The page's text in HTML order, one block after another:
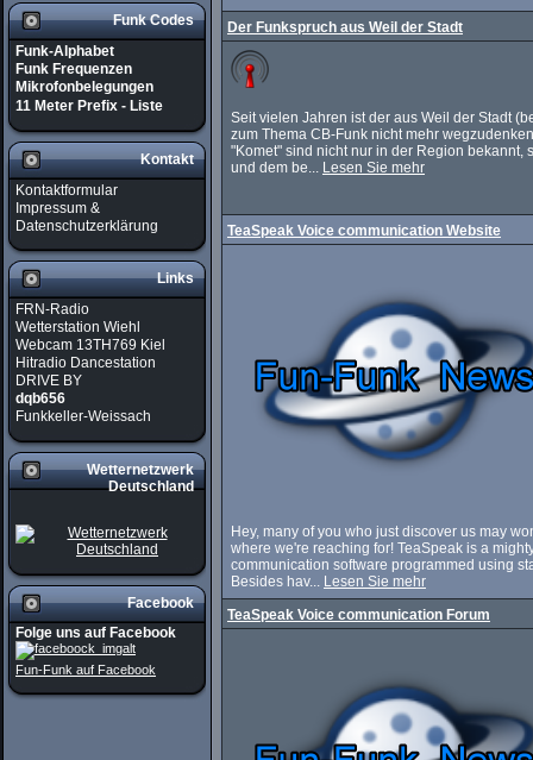
Funk Codes
Funk-Alphabet
Funk Frequenzen
Mikrofonbelegungen
11 Meter Prefix - Liste
Kontakt
Kontaktformular
Impressum &
Datenschutzerklärung
Links
FRN-Radio
Wetterstation Wiehl
Webcam 13TH769 Kiel
Hitradio Dancestation
DRIVE BY
dqb656
Funkkeller-Weissach
Wetternetzwerk
Deutschland
Facebook
Folge uns auf Facebook
Fun-Funk auf Facebook
Der Funkspruch aus Weil der Stadt
Seit vielen Jahren ist der aus Weil der Stadt
zum Thema CB-Funk nicht mehr
"Komet" sind nicht nur in der Region bekannt,
und dem be... Lesen Sie mehr
TeaSpeak Voice communication Website
Hey, many of you who just discover us may
where we're reaching for! TeaSpeak is a
communication software programmed using
Besides hav... Lesen Sie mehr
TeaSpeak Voice communication Forum